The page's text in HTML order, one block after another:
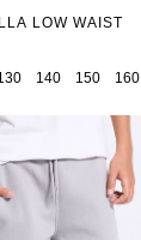
140 150 160
LOW WAIST